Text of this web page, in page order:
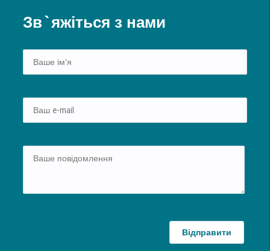
Зв`яжіться з нами